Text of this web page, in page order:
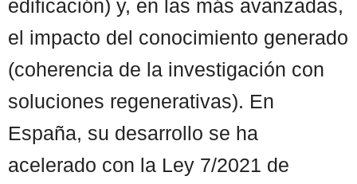
edificación) y, en las más avanzadas,
el impacto del conocimiento generado
(coherencia de la investigación con
soluciones regenerativas). En
España, su desarrollo se ha
acelerado con la Ley 7/2021 de